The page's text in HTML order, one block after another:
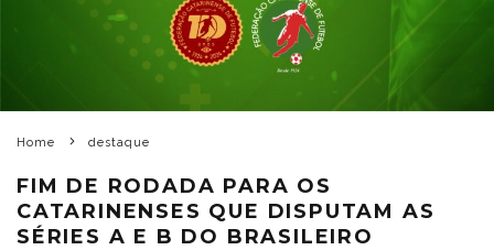
Home destaque
FIM DE RODADA PARA OS
CATARINENSES QUE DISPUTAM AS
SÉRIES A E B DO BRASILEIRO